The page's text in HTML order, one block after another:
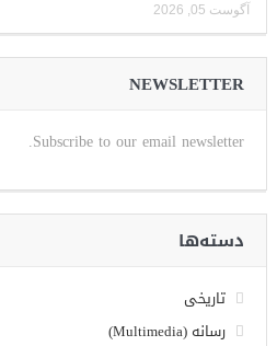
آگوست 05, 2026
NEWSLETTER
Subscribe to our email newsletter.
دسته‌ها
تاریخی
رسانه (Multimedia)